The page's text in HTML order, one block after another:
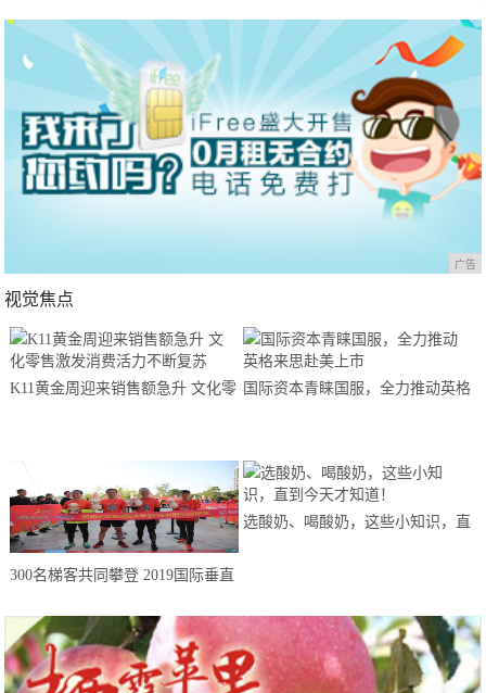
广告
视觉焦点
K11黄金周迎来销售额急升 文化零
国际资本青睐国服，全力推动英格
300名梯客共同攀登 2019国际垂直
站欢乐开跑
选酸奶、喝酸奶，这些小知识，直